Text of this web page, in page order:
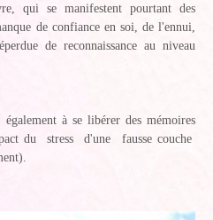
qui se manifestent pourtant des
de confiance en soi, de l'ennui,
de reconnaissance au niveau
à se libérer des mémoires
du stress d'une fausse couche